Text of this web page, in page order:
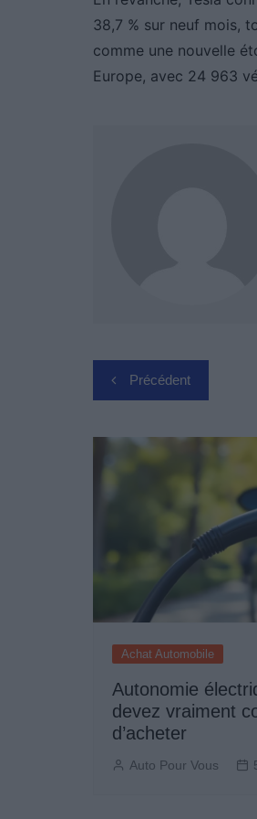
38,7 % sur neuf mois,
comme une nouvelle
Europe, avec 24 963
Navigation
de
l’article
Précédent
Achat Automobile
Autonomie
devez vraiment
d’acheter
Auto Pour Vous